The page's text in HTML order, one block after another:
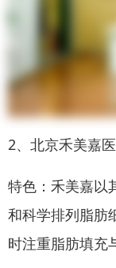
2、北京禾美嘉
特色：禾美嘉以
和科学排列脂肪
时注重脂肪填充